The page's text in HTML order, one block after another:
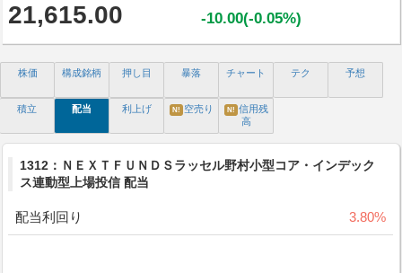
21,615.00 -10.00(-0.05%)
株価 構成銘柄 押し目 暴落 チャート テク 予想
積立 配当 利上げ N! 空売り N! 信用残
高
1312：ＮＥＸＴＦＵＮＤＳラッセル野村小型コア・インデック
ス連動型上場投信 配当
配当利回り 3.80%